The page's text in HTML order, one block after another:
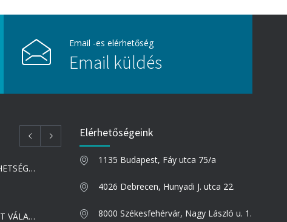
Email -es elérhetőség
Email küldés
NYÁRI HAJBEÜLTETÉS – LEHETSÉGES HAJBEÜLTETÉST VÉGEZNI NYÁRON?
TÉLI HAJBEÜLTETÉS – MIÉRT VÁLASZTJÁK SOKAN A HIDEGEBB IDŐSZAKOT A HAJBEÜLTETÉSRE?
Elérhetőségeink
1135 Budapest, Fáy utca 75/a
4026 Debrecen, Hunyadi J. utca 22.
8000 Székesfehérvár, Nagy László u. 1.